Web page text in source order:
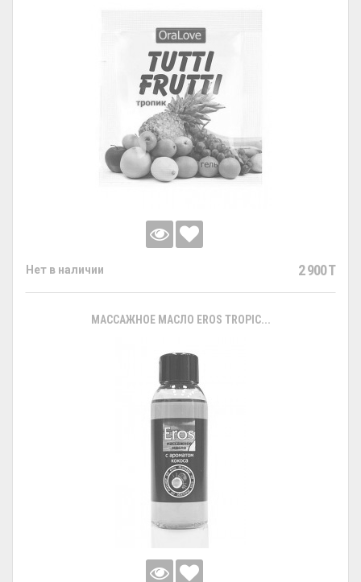
Нет в наличии 2 900 T
МАССАЖНОЕ МАСЛО EROS TROPIC...